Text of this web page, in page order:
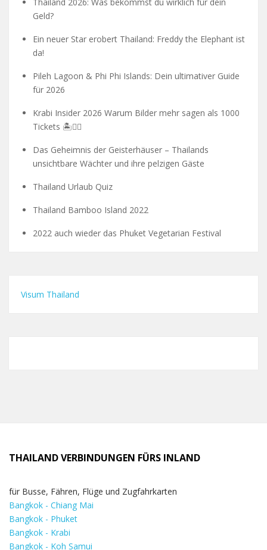
Geld?
Ein neuer Star erobert Thailand: Freddy the Elephant ist
da!
Pileh Lagoon & Phi Phi Islands: Dein ultimativer Guide
für 2026
Krabi Insider 2026 Warum Bilder mehr sagen als 1000
Tickets 🏝️🧗‍♂️
Das Geheimnis der Geisterhäuser – Thailands
unsichtbare Wächter und ihre pelzigen Gäste
Thailand Urlaub Quiz
Thailand Bamboo Island 2022
2022 auch wieder das Phuket Vegetarian Festival
Visum Thailand
THAILAND VERBINDUNGEN FÜRS INLAND
für Busse, Fähren, Flüge und Zugfahrkarten
Bangkok - Chiang Mai
Bangkok - Phuket
Bangkok - Krabi
Bangkok - Koh Samui